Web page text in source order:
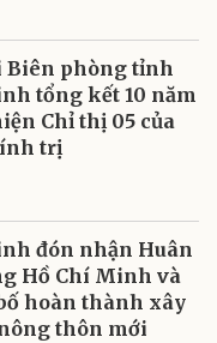
Biên phòng tỉnh
tổng kết 10 năm
Chỉ thị 05 của
trị
đón nhận Huân
Hồ Chí Minh và
hoàn thành xây
thôn mới